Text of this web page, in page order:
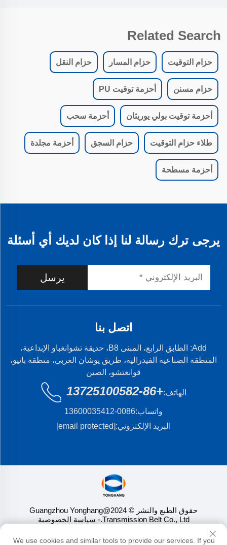
Related Search
حزام التوقيت حزام المسار حزام النقل
حزام مسنن أحزمة توقيت PU
أحزمة توقيت بولي يوريثان أحزمة سحب
طلاء حزام التوقيت حزام السجق أحزمة مجلدة
أحزمة مسطحة
يرجى ترك رسالة لنا إذا كان لديك أي أسئلة
يرسل
اتصل بنا
Add: الطابق الرابع، المبنى B8، حديقة تشوانغباو الإبداعية،
المنطقة الصناعية الفيدرالية، طريق يوشان الغربي، منطقة بانيو،
قوانغتشو، الصين
الهاتف:+86-13725100582
واتساب:0086-13600035412
البريد الإلكتروني:[email protected]
حقوق الطبع والنشر © 2024@Guangzhou Yonghang
Transmission Belt Co., Ltd. - سياسة الخصوصية
We use cookies and similar tools to provide our services. If you